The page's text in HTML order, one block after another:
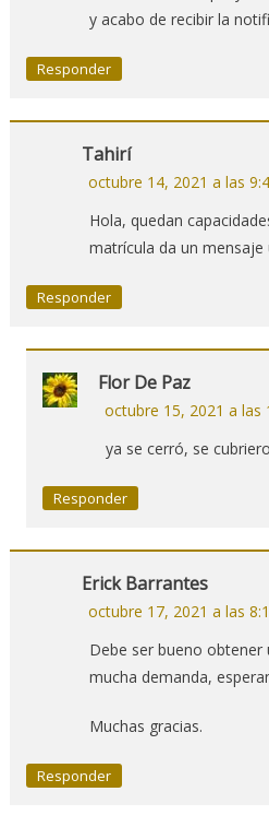
y acabo de recibir la
Responder
Tahirí
octubre 14, 2021 a las
Hola, quedan
matrícula da un
Responder
Flor De Paz
octubre 15, 2021 a las
ya se cerró, se
Responder
Erick Barrantes
octubre 17, 2021 a las
Debe ser bueno
mucha demanda,
Muchas gracias.
Responder